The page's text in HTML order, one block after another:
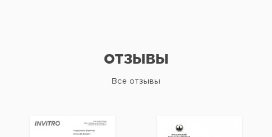
ОТЗЫВЫ
Все отзывы